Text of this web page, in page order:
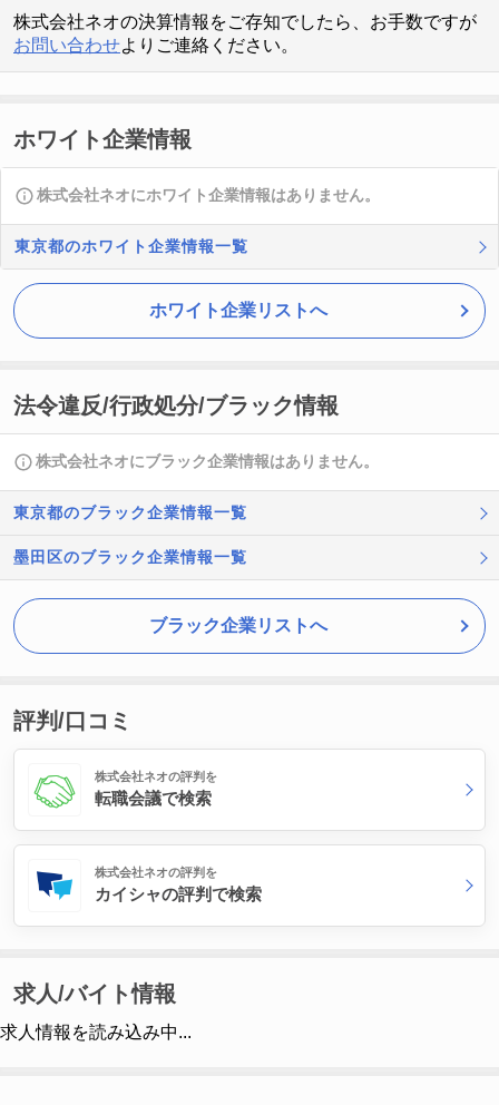
株式会社ネオの決算情報をご存知でしたら、お手数ですが
お問い合わせよりご連絡ください。
ホワイト企業情報
株式会社ネオにホワイト企業情報はありません。
東京都のホワイト企業情報一覧
ホワイト企業リストへ
法令違反/行政処分/ブラック情報
株式会社ネオにブラック企業情報はありません。
東京都のブラック企業情報一覧
墨田区のブラック企業情報一覧
ブラック企業リストへ
評判/口コミ
株式会社ネオの評判を
転職会議で検索
株式会社ネオの評判を
カイシャの評判で検索
求人/バイト情報
求人情報を読み込み中...